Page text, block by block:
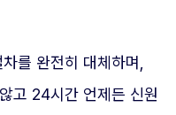
를 완전히 대체하며,
고 24시간 언제든 신원